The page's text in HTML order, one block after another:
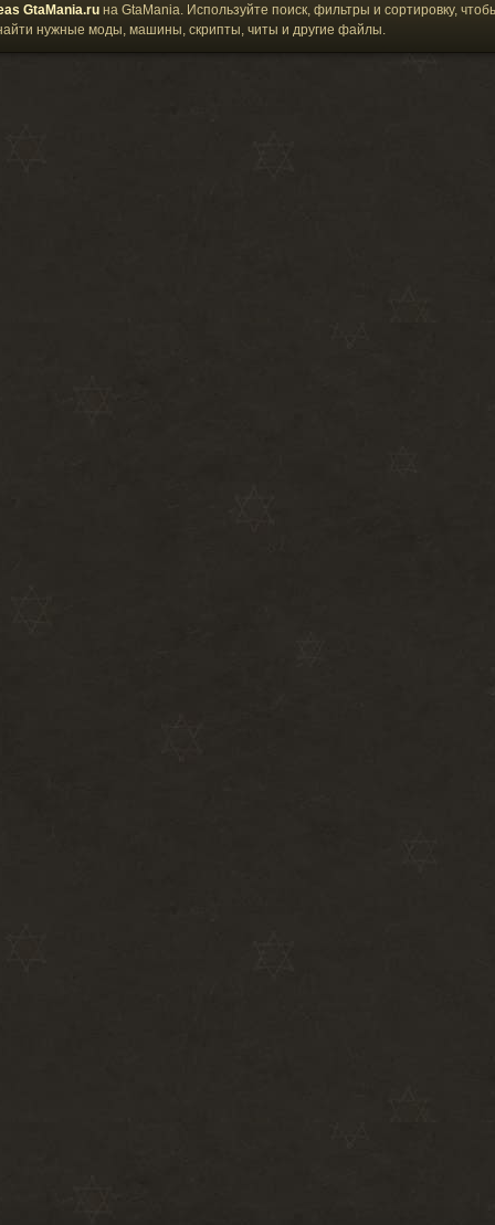
GtaMania.ru на GtaMania. Используйте поиск, фильтры и сортировку,
нужные моды, машины, скрипты, читы и другие файлы.